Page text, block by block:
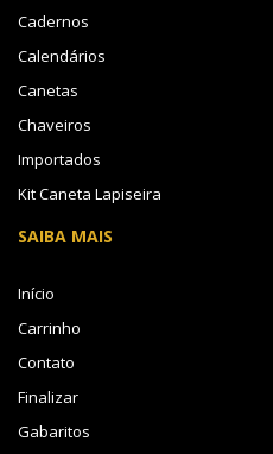
Cadernos
Calendários
Canetas
Chaveiros
Importados
Kit Caneta Lapiseira
SAIBA MAIS
Início
Carrinho
Contato
Finalizar
Gabaritos